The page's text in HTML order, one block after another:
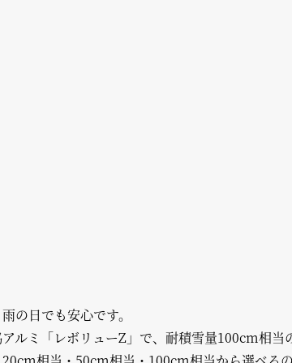
の日でも安心です。
ルミ「レボリューZ」で、耐積雪量100cm相当